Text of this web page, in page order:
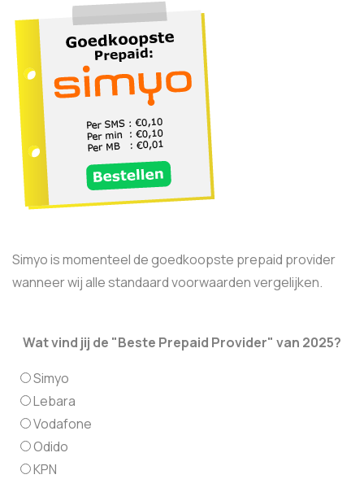
Simyo is momenteel de goedkoopste prepaid provider
wanneer wij alle standaard voorwaarden vergelijken.
Wat vind jij de "Beste Prepaid Provider" van 2025?
Simyo
Lebara
Vodafone
Odido
KPN